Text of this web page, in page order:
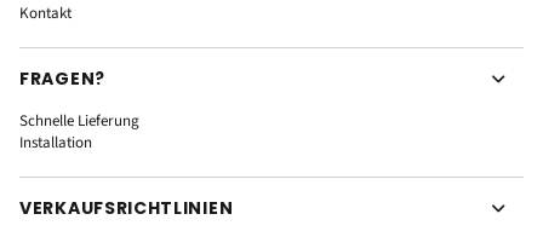
Kontakt
FRAGEN?
Schnelle Lieferung
Installation
VERKAUFSRICHTLINIEN